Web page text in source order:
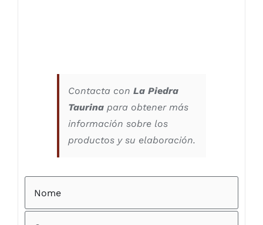
Contacta con La Piedra
Taurinapara obtener más
información sobre los
productos y su elaboración.